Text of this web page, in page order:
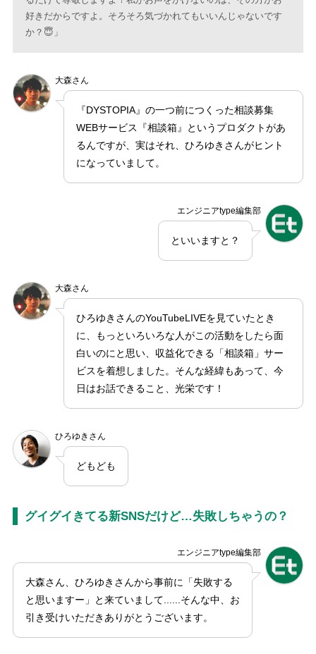
好きだからですよ。そろそろ気づかれてもいいんじゃないです
か？😇」
大森さん
『DYSTOPIA』の一つ前につくった相談募集
WEBサービス『相談箱』というプロダクトがあ
るんですが、実はそれ、ひろゆきさんがヒント
になっていまして。
エンジニアtype編集部
といいますと？
大森さん
ひろゆきさんのYouTubeLIVEを見ていたとき
に、もっといろいろな人がこの活動をしたら面
白いのにと思い、収益化できる「相談箱」サー
ビスを着想しました。そんな経緯もあって、今
日はお話できること、光栄です！
ひろゆきさん
どもども
グイグイきてる新SNSだけど…失敗しちゃうの？
エンジニアtype編集部
大森さん、ひろゆきさんから事前に「失敗する
と思いますー」と来ていまして......そんな中、お
引き受けいただきありがとうございます。